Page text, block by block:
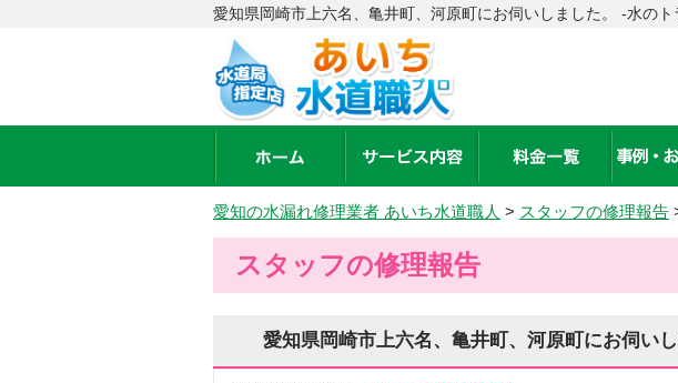
愛知県岡崎市上六名、亀井町、河原町にお伺いしました。 -水の
愛知の水漏れ修理業者 あいち水道職人 > スタッフの修理報告
スタッフの修理報告
愛知県岡崎市上六名、亀井町、河原町にお伺いし